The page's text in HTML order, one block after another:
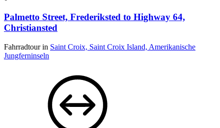
Palmetto Street, Frederiksted to Highway 64,
Christiansted
Fahrradtour in Saint Croix, Saint Croix Island, Amerikanische
Jungferninseln